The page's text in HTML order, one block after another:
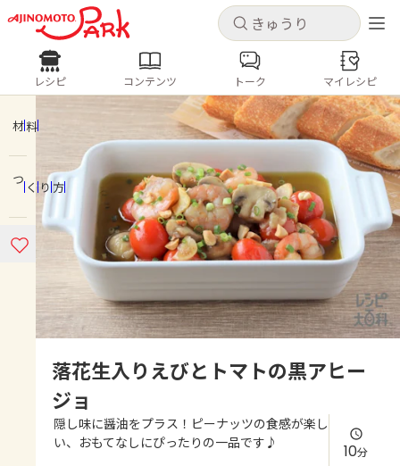
キャンセル
ログインするとレシピを保存できます
新規登録
ホーム
コンテンツ
レシピ
よくあるお問い合わせ
お買い物
キャンセル
レシピ コンテンツ
人気の食材・レシピ
きゅうり なす トマト
とうもろこし
ピーマン
みょうが ゴーヤ
レシピ コンテンツ トーク マイレシピ
材料
つくり方
落花生入りえびとトマトの黒アヒー
ジョ
隠し味に醤油をプラス！ピーナッツの食感が楽し
い、おもてなしにぴったりの一品です♪
10分